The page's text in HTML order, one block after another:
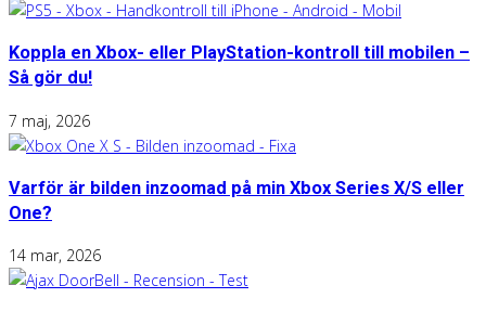
Koppla en Xbox- eller PlayStation-kontroll till mobilen –
Så gör du!
7 maj, 2026
Varför är bilden inzoomad på min Xbox Series X/S eller
One?
14 mar, 2026